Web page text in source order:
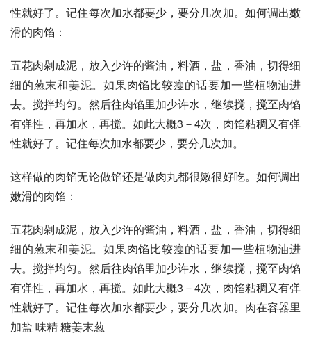
性就好了。记住每次加水都要少，要分几次加。如何调出嫩
滑的肉馅：
五花肉剁成泥，放入少许的酱油，料酒，盐，香油，切得细
细的葱末和姜泥。如果肉馅比较瘦的话要加一些植物油进
去。搅拌均匀。然后往肉馅里加少许水，继续搅，搅至肉馅
有弹性，再加水，再搅。如此大概3－4次，肉馅粘稠又有弹
性就好了。记住每次加水都要少，要分几次加。
这样做的肉馅无论做馅还是做肉丸都很嫩很好吃。如何调出
嫩滑的肉馅：
五花肉剁成泥，放入少许的酱油，料酒，盐，香油，切得细
细的葱末和姜泥。如果肉馅比较瘦的话要加一些植物油进
去。搅拌均匀。然后往肉馅里加少许水，继续搅，搅至肉馅
有弹性，再加水，再搅。如此大概3－4次，肉馅粘稠又有弹
性就好了。记住每次加水都要少，要分几次加。肉在容器里
加盐 味精 糖姜末葱